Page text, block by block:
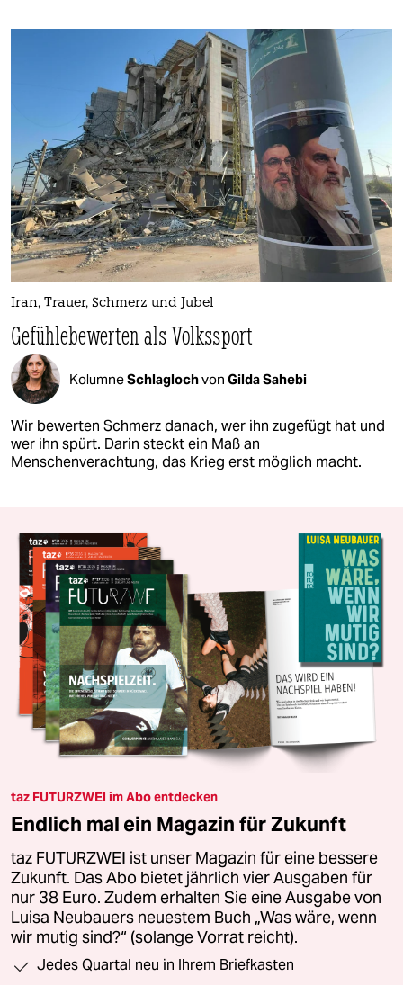
Iran, Trauer, Schmerz und Jubel
Gefühlebewerten als Volkssport
KolumneSchlaglochvon Gilda Sahebi
Wir bewerten Schmerz danach, wer ihn zugefügt hat und
wer ihn spürt. Darin steckt ein Maß an
Menschenverachtung, das Krieg erst möglich macht.
taz FUTURZWEI im Abo entdecken
Endlich mal ein Magazin für Zukunft
taz FUTURZWEI ist unser Magazin für eine bessere
Zukunft. Das Abo bietet jährlich vier Ausgaben für
nur 38 Euro. Zudem erhalten Sie eine Ausgabe von
Luisa Neubauers neuestem Buch „Was wäre, wenn
wir mutig sind?“ (solange Vorrat reicht).
Jedes Quartal neu in Ihrem Briefkasten